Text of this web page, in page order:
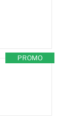
PROMO